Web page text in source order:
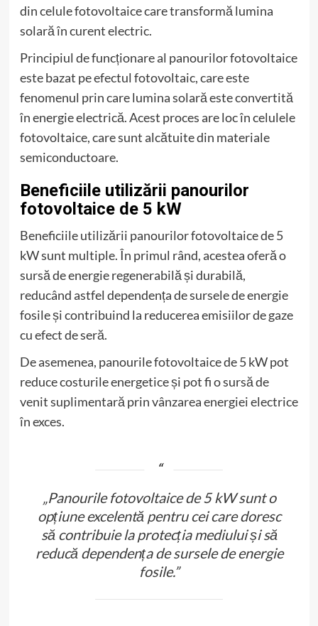
din celule fotovoltaice care transformă lumina
solară în curent electric.
Principiul de funcționare al panourilor fotovoltaice
este bazat pe efectul fotovoltaic, care este
fenomenul prin care lumina solară este convertită
în energie electrică. Acest proces are loc în celulele
fotovoltaice, care sunt alcătuite din materiale
semiconductoare.
Beneficiile utilizării panourilor
fotovoltaice de 5 kW
Beneficiile utilizării panourilor fotovoltaice de 5
kW sunt multiple. În primul rând, acestea oferă o
sursă de energie regenerabilă și durabilă,
reducând astfel dependența de sursele de energie
fosile și contribuind la reducerea emisiilor de gaze
cu efect de seră.
De asemenea, panourile fotovoltaice de 5 kW pot
reduce costurile energetice și pot fi o sursă de
venit suplimentară prin vânzarea energiei electrice
în exces.
„Panourile fotovoltaice de 5 kW sunt o
opțiune excelentă pentru cei care doresc
să contribuie la protecția mediului și să
reducă dependența de sursele de energie
fosile.”